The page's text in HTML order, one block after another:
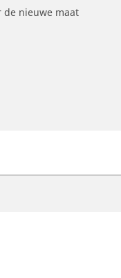
de nieuwe maat